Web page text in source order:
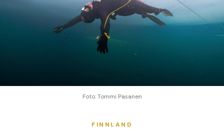
Foto: Tommi Pasanen
FINNLAND